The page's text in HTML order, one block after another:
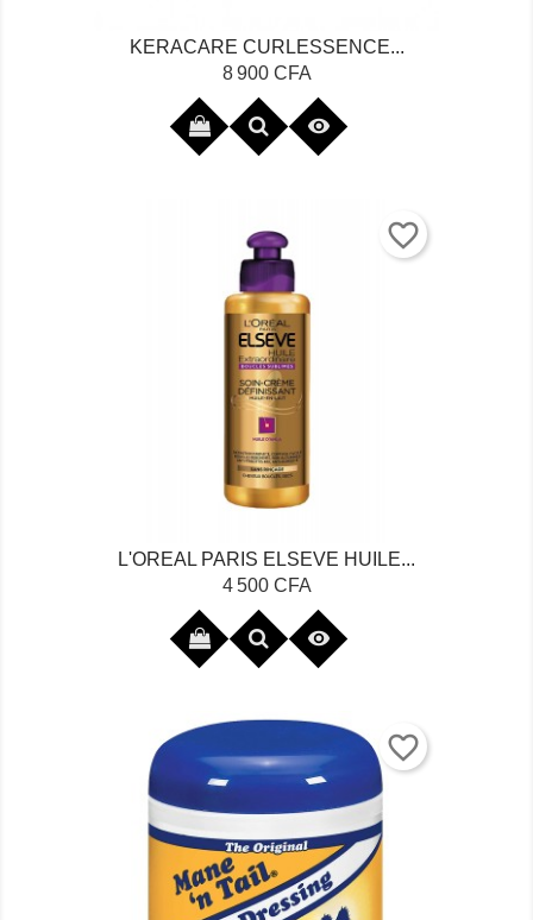
KERACARE CURLESSENCE...
Prix
8 900 CFA

favorite_border
L'OREAL PARIS ELSEVE HUILE...
Prix
4 500 CFA

favorite_border